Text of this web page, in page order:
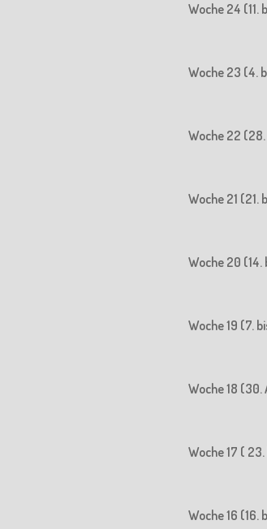
Woche 24
Woche 23 (4.
Woche 22
Woche 21
Woche 20
Woche 19 (7.
Woche 18 (30.
Woche 17 (
Woche 16